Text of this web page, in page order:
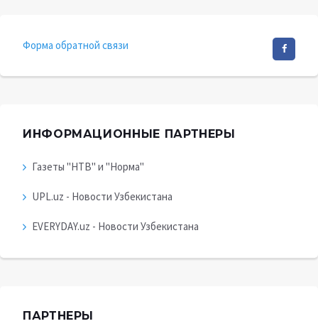
Форма обратной связи
ИНФОРМАЦИОННЫЕ ПАРТНЕРЫ
Газеты "НТВ" и "Норма"
UPL.uz - Новости Узбекистана
EVERYDAY.uz - Новости Узбекистана
ПАРТНЕРЫ